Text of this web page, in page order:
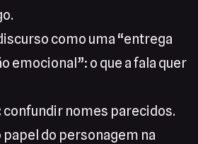
como uma “entrega
emocional”: o que a fala quer
confundir nomes parecidos.
do personagem na